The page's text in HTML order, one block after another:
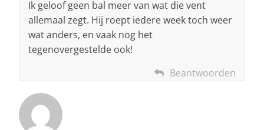
Ik geloof geen bal meer van wat die vent
allemaal zegt. Hij roept iedere week toch weer
wat anders, en vaak nog het
tegenovergestelde ook!
Beantwoorden